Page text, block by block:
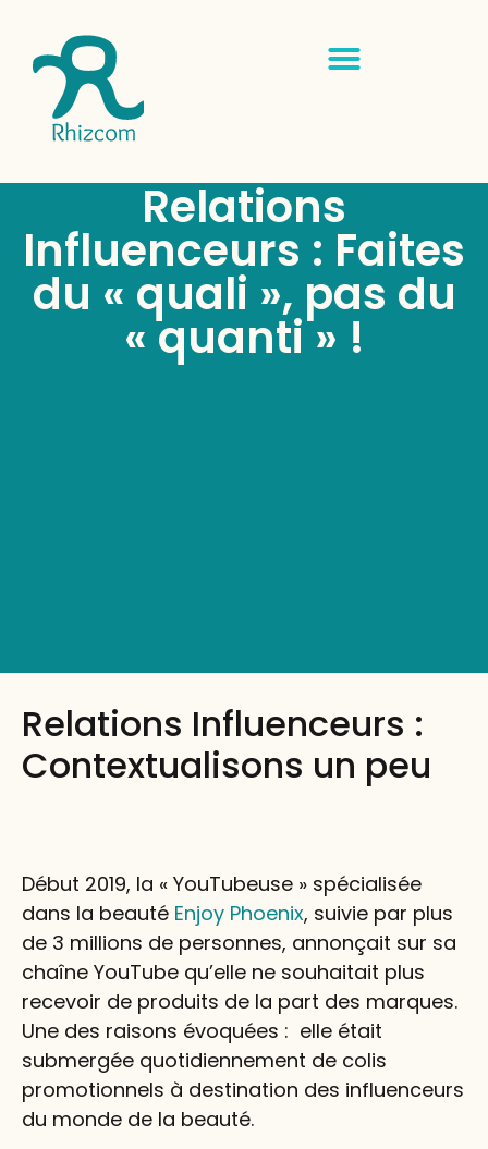
Relations
Influenceurs : Faites
du « quali », pas du
« quanti » !
Relations Influenceurs :
Contextualisons un peu
Début 2019, la « YouTubeuse » spécialisée
dans la beauté Enjoy Phoenix, suivie par plus
de 3 millions de personnes, annonçait sur sa
chaîne YouTube qu’elle ne souhaitait plus
recevoir de produits de la part des marques.
Une des raisons évoquées : elle était
submergée quotidiennement de colis
promotionnels à destination des influenceurs
du monde de la beauté.